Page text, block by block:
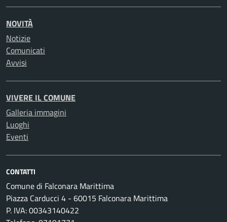
NOVITÀ
Notizie
Comunicati
Avvisi
VIVERE IL COMUNE
Galleria immagini
Luoghi
Eventi
CONTATTI
Comune di Falconara Marittima
Piazza Carducci 4 - 60015 Falconara Marittima
P. IVA: 00343140422